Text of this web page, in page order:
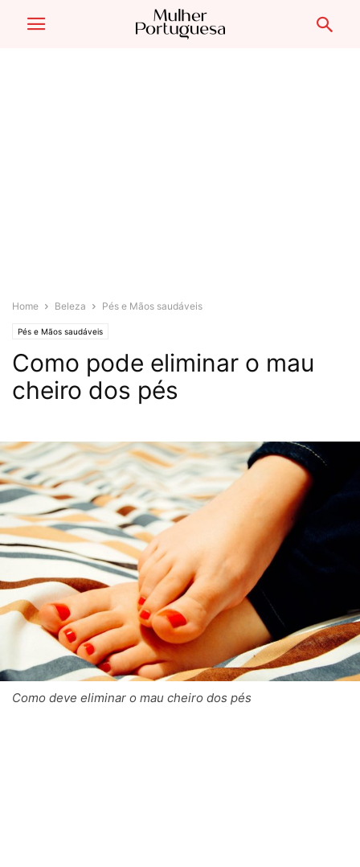
Home Beleza Pés e Mãos saudáveis
Pés e Mãos saudáveis
Como pode eliminar o mau
cheiro dos pés
Como deve eliminar o mau cheiro dos pés